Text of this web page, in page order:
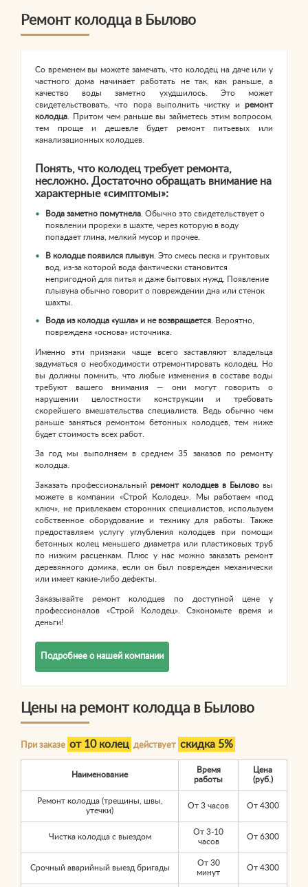
Ремонт колодца в Былово
Со временем вы можете замечать, что колодец на даче или у
частного дома начинает работать не так, как раньше, а
качество воды заметно ухудшилось. Это может
свидетельствовать, что пора выполнить чистку и ремонт
колодца . Притом чем раньше вы займетесь этим вопросом,
тем проще и дешевле будет ремонт питьевых или
канализационных колодцев.
Понять, что колодец требует ремонта,
несложно. Достаточно обращать внимание на
характерные «симптомы»:
Вода заметно помутнела. Обычно это свидетельствует о
появлении прорехи в шахте, через которую в воду
попадает глина, мелкий мусор и прочее.
В колодце появился плывун . Это смесь песка и грунтовых
вод, из-за которой вода фактически становится
непригодной для питья и даже бытовых нужд. Появление
плывуна обычно говорит о повреждении дна или стенок
шахты.
Вода из колодца «ушла» и не возвращается . Вероятно,
повреждена «основа» источника.
Именно эти признаки чаще всего заставляют владельца
задуматься о необходимости отремонтировать колодец. Но
вы должны помнить, что любые изменения в составе воды
требуют вашего внимания — они могут говорить о
нарушении целостности конструкции и требовать
скорейшего вмешательства специалиста. Ведь обычно чем
раньше заняться ремонтом бетонных колодцев, тем ниже
будет стоимость всех работ.
За год мы выполняем в среднем 35 заказов по ремонту
колодца.
Заказать профессиональный ремонт колодцев в Былово вы
можете в компании «Строй Колодец». Мы работаем «под
ключ», не привлекаем сторонних специалистов, используем
собственное оборудование и технику для работы. Также
предоставляем услугу углубления колодцев при помощи
бетонных колец меньшего диаметра или пластиковых труб
по низким расценкам. Плюс у нас можно заказать ремонт
деревянного домика, если он был поврежден механически
или имеет какие-либо дефекты.
Заказывайте ремонт колодцев по доступной цене у
профессионалов «Строй Колодец». Сэкономьте время и
деньги!
Подробнее о нашей компании
Цены на ремонт колодца в Былово
При заказе от 10 колец действует скидка 5%
Наименование
Время
работы
Цена
(руб.)
Ремонт колодца (трещины, швы,
утечки)
От 3 часов От 4300
Чистка колодца с выездом
От 3-10
часов
От 6300
Срочный аварийный выезд бригады
От 30
минут
От 4300